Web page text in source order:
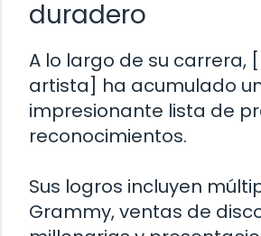
duradero
A lo largo de su carrera,
artista] ha acumulado
impresionante lista de
reconocimientos.
Sus logros incluyen
Grammy, ventas de